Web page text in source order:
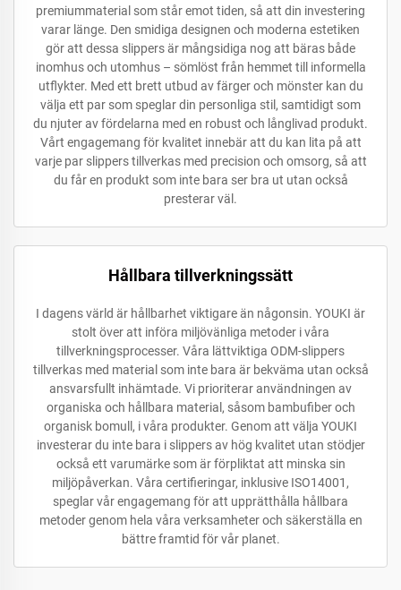
premiummaterial som står emot tiden, så att din investering
varar länge. Den smidiga designen och moderna estetiken
gör att dessa slippers är mångsidiga nog att bäras både
inomhus och utomhus – sömlöst från hemmet till informella
utflykter. Med ett brett utbud av färger och mönster kan du
välja ett par som speglar din personliga stil, samtidigt som
du njuter av fördelarna med en robust och långlivad produkt.
Vårt engagemang för kvalitet innebär att du kan lita på att
varje par slippers tillverkas med precision och omsorg, så att
du får en produkt som inte bara ser bra ut utan också
presterar väl.
Hållbara tillverkningssätt
I dagens värld är hållbarhet viktigare än någonsin. YOUKI är
stolt över att införa miljövänliga metoder i våra
tillverkningsprocesser. Våra lättviktiga ODM-slippers
tillverkas med material som inte bara är bekväma utan också
ansvarsfullt inhämtade. Vi prioriterar användningen av
organiska och hållbara material, såsom bambufiber och
organisk bomull, i våra produkter. Genom att välja YOUKI
investerar du inte bara i slippers av hög kvalitet utan stödjer
också ett varumärke som är förpliktat att minska sin
miljöpåverkan. Våra certifieringar, inklusive ISO14001,
speglar vår engagemang för att upprätthålla hållbara
metoder genom hela våra verksamheter och säkerställa en
bättre framtid för vår planet.